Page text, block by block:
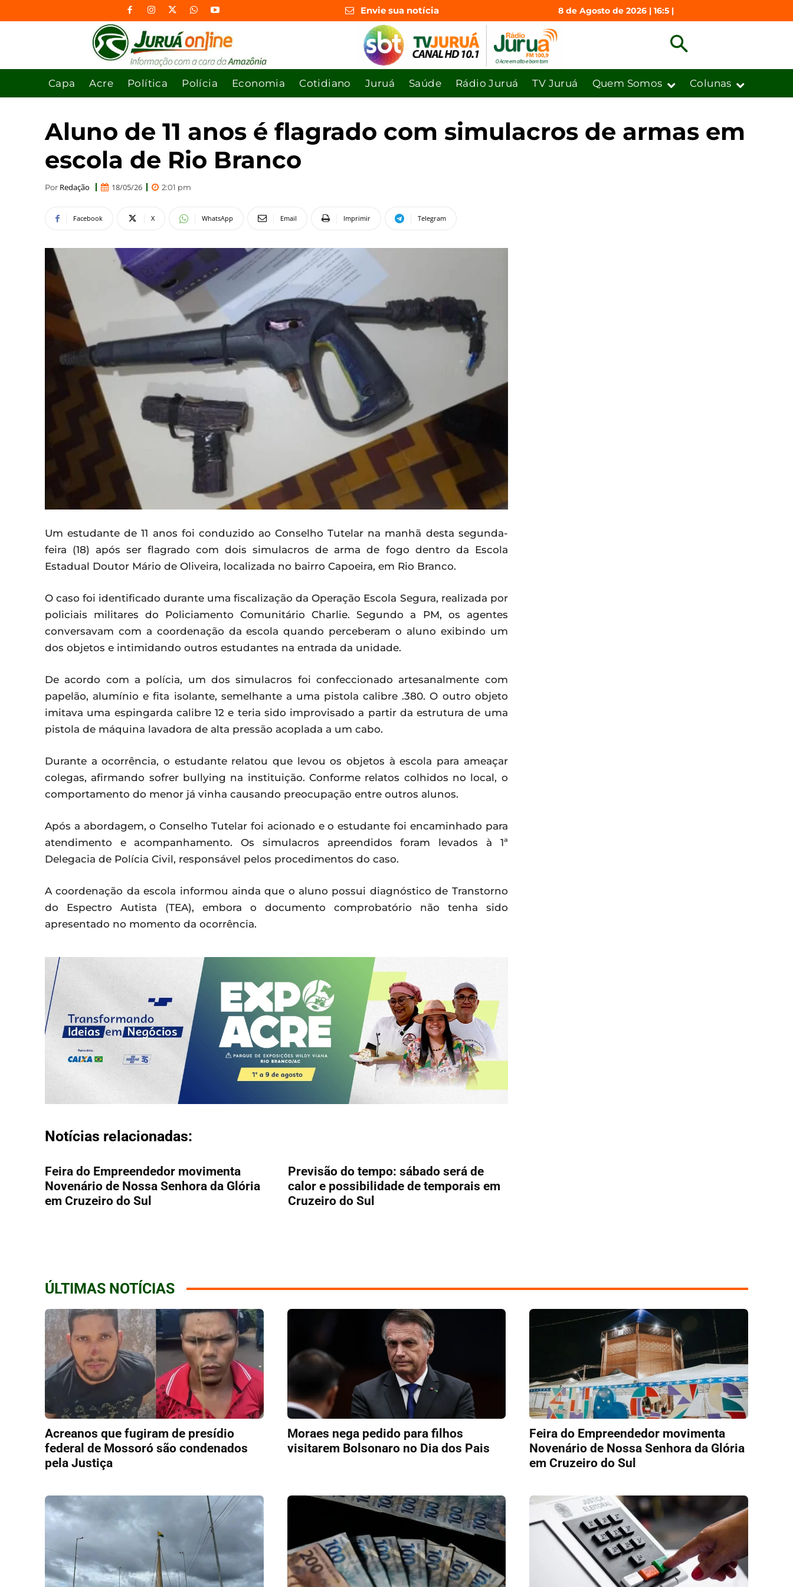
Envie sua notícia 8 de Agosto de 2026 | 16:5 |
Capa Acre Política Polícia Economia Cotidiano Juruá Saúde Rádio Juruá TV Juruá Quem Somos Colunas
Aluno de 11 anos é flagrado com simulacros de armas em
escola de Rio Branco
Por Redação 18/05/26 2:01 pm
Facebook X WhatsApp Email Imprimir Telegram
Um estudante de 11 anos foi conduzido ao Conselho Tutelar na manhã desta segunda-
feira (18) após ser flagrado com dois simulacros de arma de fogo dentro da Escola
Estadual Doutor Mário de Oliveira, localizada no bairro Capoeira, em Rio Branco.
O caso foi identificado durante uma fiscalização da Operação Escola Segura, realizada por
policiais militares do Policiamento Comunitário Charlie. Segundo a PM, os agentes
conversavam com a coordenação da escola quando perceberam o aluno exibindo um
dos objetos e intimidando outros estudantes na entrada da unidade.
De acordo com a polícia, um dos simulacros foi confeccionado artesanalmente com
papelão, alumínio e fita isolante, semelhante a uma pistola calibre .380. O outro objeto
imitava uma espingarda calibre 12 e teria sido improvisado a partir da estrutura de uma
pistola de máquina lavadora de alta pressão acoplada a um cabo.
Durante a ocorrência, o estudante relatou que levou os objetos à escola para ameaçar
colegas, afirmando sofrer bullying na instituição. Conforme relatos colhidos no local, o
comportamento do menor já vinha causando preocupação entre outros alunos.
Após a abordagem, o Conselho Tutelar foi acionado e o estudante foi encaminhado para
atendimento e acompanhamento. Os simulacros apreendidos foram levados à 1ª
Delegacia de Polícia Civil, responsável pelos procedimentos do caso.
A coordenação da escola informou ainda que o aluno possui diagnóstico de Transtorno
do Espectro Autista (TEA), embora o documento comprobatório não tenha sido
apresentado no momento da ocorrência.
Notícias relacionadas:
Feira do Empreendedor movimenta
Novenário de Nossa Senhora da Glória
em Cruzeiro do Sul
Previsão do tempo: sábado será de
calor e possibilidade de temporais em
Cruzeiro do Sul
ÚLTIMAS NOTÍCIAS
Acreanos que fugiram de presídio
federal de Mossoró são condenados
pela Justiça
Moraes nega pedido para filhos
visitarem Bolsonaro no Dia dos Pais
Feira do Empreendedor movimenta
Novenário de Nossa Senhora da Glória
em Cruzeiro do Sul